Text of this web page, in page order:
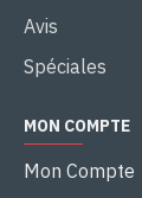
Avis
Spéciales
MON COMPTE
Mon Compte